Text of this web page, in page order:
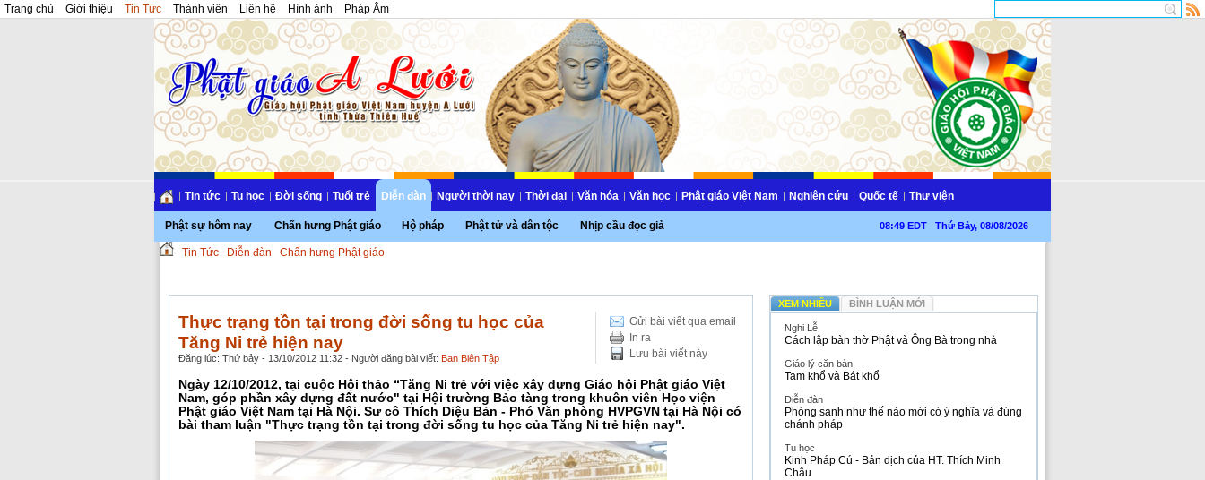
Trang chủ Giới thiệu Tin Tức Thành viên Liên hệ Hình ảnh Pháp Âm
Tin tức Tu học Đời sống Tuổi trẻ Diễn đàn
Phật sự hôm nay Chấn hưng Phật giáo Hộ pháp Phật tử và dân tộc Nhịp cầu đọc giả
Người thời nay Thời đại Văn hóa Văn học Phật giáo Việt Nam Nghiên cứu Quốc tế Thư viện
08:49 EDT Thứ Bảy, 08/08/2026
Tin Tức Diễn đàn Chấn hưng Phật giáo
Gửi bài viết qua email
In ra
Lưu bài viết này
Thực trạng tồn tại trong đời sống tu học của
Tăng Ni trẻ hiện nay
Đăng lúc: Thứ bảy - 13/10/2012 11:32 - Người đăng bài viết: Ban Biên Tập
Ngày 12/10/2012, tại cuộc Hội thảo “Tăng Ni trẻ với việc xây dựng Giáo hội Phật giáo Việt
Nam, góp phần xây dựng đất nước" tại Hội trường Bảo tàng trong khuôn viên Học viện
Phật giáo Việt Nam tại Hà Nội. Sư cô Thích Diệu Bản - Phó Văn phòng HVPGVN tại Hà Nội có
bài tham luận "Thực trạng tồn tại trong đời sống tu học của Tăng Ni trẻ hiện nay".
XEM NHIỀU BÌNH LUẬN MỚI
Nghi Lễ
Cách lập bàn thờ Phật và Ông Bà trong nhà
Giáo lý căn bản
Tam khổ và Bát khổ
Diễn đàn
Phóng sanh như thế nào mới có ý nghĩa và đúng
chánh pháp
Tu học
Kinh Pháp Cú - Bản dịch của HT. Thích Minh
Châu